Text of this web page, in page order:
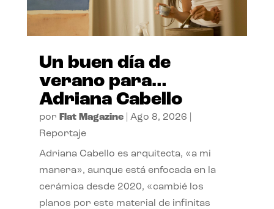
Un buen día de
verano para…
Adriana Cabello
por Flat Magazine| Ago 8, 2026
Reportaje
Adriana Cabello es arquitecta, «a mi
manera», aunque está enfocada en la
cerámica desde 2020, «cambié los
planos por este material de infinitas